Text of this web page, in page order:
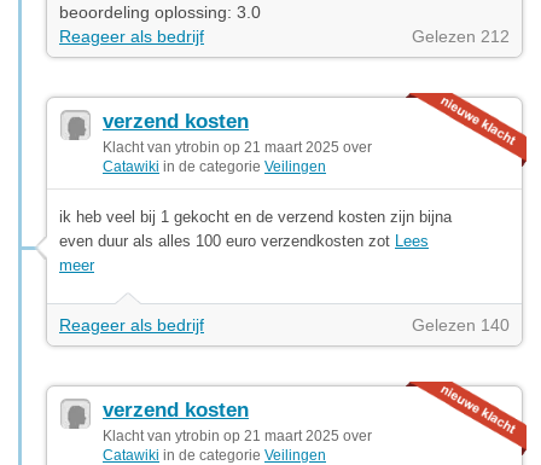
beoordeling oplossing: 3.0
Reageer als bedrijf
Gelezen 212
verzend kosten
Klacht van ytrobin op 21 maart 2025 over
Catawiki in de categorie Veilingen
ik heb veel bij 1 gekocht en de verzend kosten zijn bijna
even duur als alles 100 euro verzendkosten zot Lees
meer
Reageer als bedrijf Gelezen 140
verzend kosten
Klacht van ytrobin op 21 maart 2025 over
Catawiki in de categorie Veilingen